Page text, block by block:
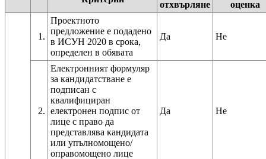
отхвърляне
оценка
1.
Проектното
предложение е подадено
в ИСУН 2020 в срока,
определен в обявата
Да Не
2.
Електронният формуляр
за кандидатстване е
подписан с
квалифициран
електронен подпис от
лице с право да
представлява кандидата
или упълномощено/
оправомощено лице
Да Не